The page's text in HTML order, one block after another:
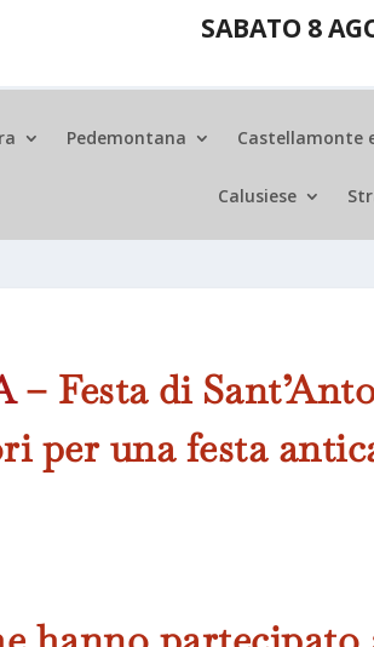
SABATO 8
Pedemontana Castellamonte
Calusiese
– Festa di
per una festa